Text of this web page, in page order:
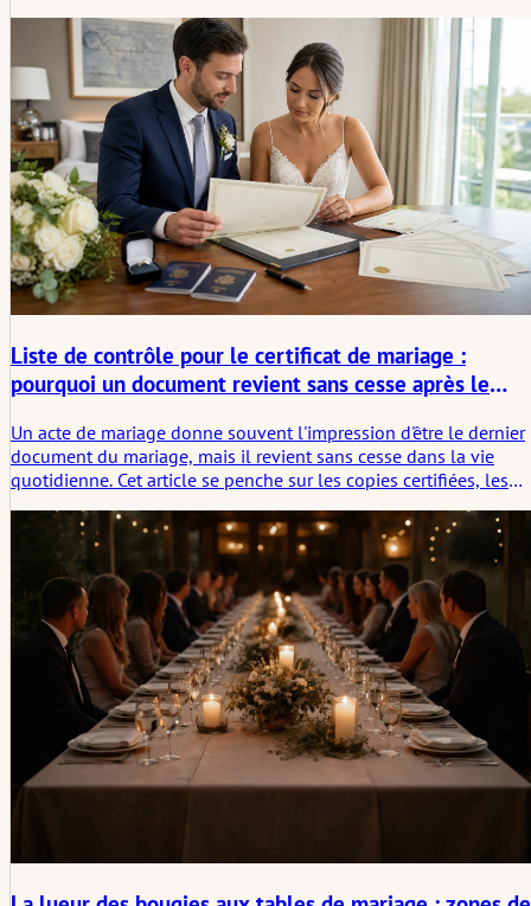
comment la tenue est comprise dans différents contextes et
pourquoi ce qui semble évident à un invité peut paraître peu
clair à un autre.
Liste de contrôle pour le certificat de mariage :
pourquoi un document revient sans cesse après le
Un acte de mariage donne souvent l'impression d'être le dernier
document du mariage, mais il revient sans cesse dans la vie
quotidienne. Cet article se penche sur les copies certifiées, les
les voyages, les services bancaires, les assurances et l'empreinte
discrète qu'un document laisse après la célébration.